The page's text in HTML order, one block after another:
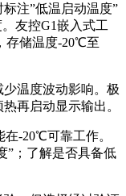
注”低温启动温度”
友控G1嵌入式工
存储温度-20℃至
温度波动影响。极
再启动显示输出。
-20℃可靠工作。
”；了解是否具备低